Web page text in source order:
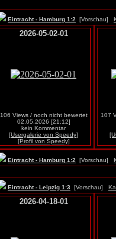
Eintracht - Hamburg 1:2 [Vorschau]
2026-05-02-01
106 Views / noch nicht bewertet
02.05.2026 [21:12]
kein Kommentar
[Usergalerie von Speedy]
[Profil von Speedy]
107
Eintracht - Hamburg 1:2 [Vorschau]
Eintracht - Leipzig 1:3 [Vorschau]
2026-04-18-01